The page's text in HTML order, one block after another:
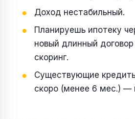
Доход нестабильный.
Планируешь ипотеку
новый длинный
скоринг.
Существующие
скоро (менее 6 мес.) —